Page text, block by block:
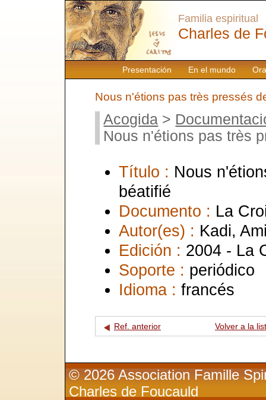
Presentación En el mundo
Familia espiritual
Charles de
Nous n'étions pas très pressés
Acogida >
Nous n'étions pas très
Título : Nous
béatifié
Documento : La
Autor(es) : Kadi,
Edición : 2004 - La
Soporte : periódico
Idioma : francés
Ref. anterior Volver a la
© 2026 Association Famille
Charles de Foucauld